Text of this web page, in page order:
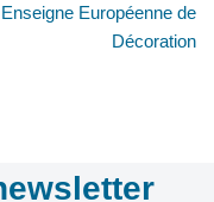
Enseigne Européenne de
Décoration